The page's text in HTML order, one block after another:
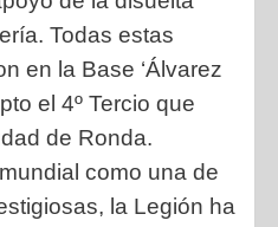
Todas estas
en la Base ‘Álvarez
el 4º Tercio que
de Ronda.
como una de
la Legión ha